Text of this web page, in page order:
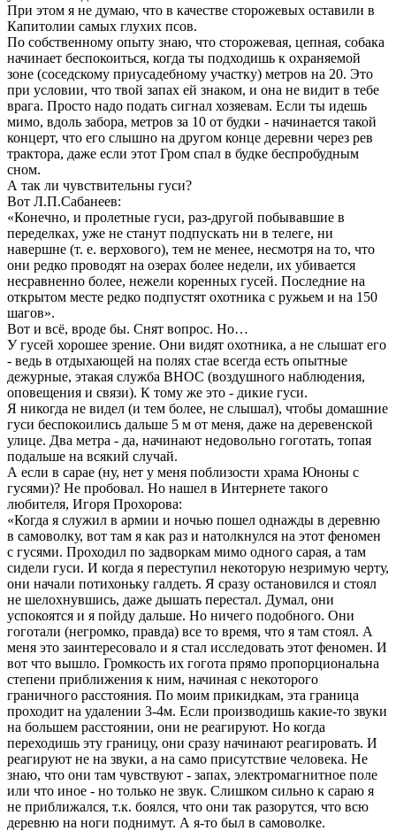
При этом я не думаю, что в качестве сторожевых оставили в
Капитолии самых глухих псов.
По собственному опыту знаю, что сторожевая, цепная, собака
начинает беспокоиться, когда ты подходишь к охраняемой
зоне (соседскому приусадебному участку) метров на 20. Это
при условии, что твой запах ей знаком, и она не видит в тебе
врага. Просто надо подать сигнал хозяевам. Если ты идешь
мимо, вдоль забора, метров за 10 от будки - начинается такой
концерт, что его слышно на другом конце деревни через рев
трактора, даже если этот Гром спал в будке беспробудным
сном.
А так ли чувствительны гуси?
Вот Л.П.Сабанеев:
«Конечно, и пролетные гуси, раз-другой побывавшие в
переделках, уже не станут подпускать ни в телеге, ни
навершне (т. е. верхового), тем не менее, несмотря на то, что
они редко проводят на озерах более недели, их убивается
несравненно более, нежели коренных гусей. Последние на
открытом месте редко подпустят охотника с ружьем и на 150
шагов».
Вот и всё, вроде бы. Снят вопрос. Но…
У гусей хорошее зрение. Они видят охотника, а не слышат его
- ведь в отдыхающей на полях стае всегда есть опытные
дежурные, этакая служба ВНОС (воздушного наблюдения,
оповещения и связи). К тому же это - дикие гуси.
Я никогда не видел (и тем более, не слышал), чтобы домашние
гуси беспокоились дальше 5 м от меня, даже на деревенской
улице. Два метра - да, начинают недовольно гоготать, топая
подальше на всякий случай.
А если в сарае (ну, нет у меня поблизости храма Юноны с
гусями)? Не пробовал. Но нашел в Интернете такого
любителя, Игоря Прохорова:
«Когда я служил в армии и ночью пошел однажды в деревню
в самоволку, вот там я как раз и натолкнулся на этот феномен
с гусями. Проходил по задворкам мимо одного сарая, а там
сидели гуси. И когда я переступил некоторую незримую черту,
они начали потихоньку галдеть. Я сразу остановился и стоял
не шелохнувшись, даже дышать перестал. Думал, они
успокоятся и я пойду дальше. Но ничего подобного. Они
гоготали (негромко, правда) все то время, что я там стоял. А
меня это заинтересовало и я стал исследовать этот феномен. И
вот что вышло. Громкость их гогота прямо пропорциональна
степени приближения к ним, начиная с некоторого
граничного расстояния. По моим прикидкам, эта граница
проходит на удалении 3-4м. Если производишь какие-то звуки
на большем расстоянии, они не реагируют. Но когда
переходишь эту границу, они сразу начинают реагировать. И
реагируют не на звуки, а на само присутствие человека. Не
знаю, что они там чувствуют - запах, электромагнитное поле
или что иное - но только не звук. Слишком сильно к сараю я
не приближался, т.к. боялся, что они так разорутся, что всю
деревню на ноги поднимут. А я-то был в самоволке.